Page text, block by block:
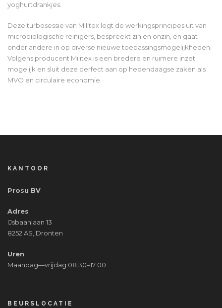
yoghurtdrankjes.
Deze turbosessie van Militex legt de werkingsprincipes uit van
microbiologische reinigers, bespreekt zin en onzin, en gaat
onder andere in op diverse nieuwe toepassingsmogelijkheden.
Volgens producent Militex is een bredere en ruimere inzet
mogelijk en sluit deze perfect aan op hedendaagse zaken als
MVO en circulaire economie.
KANTOOR
Prosu BV
Adres
IJsbaanlaan 13
8252 AS, Dronten
Uren
Maandag—vrijdag 08:30–17:00
BEURSLOCATIE